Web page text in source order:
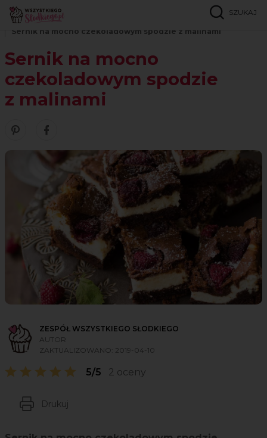
SZUKAJ
Strona główna
Sernik na mocno czekoladowym spodzie z malinami
Sernik na mocno
czekoladowym spodzie
z malinami
Zobacz nasze piny w serwisie Pinterest
Udostępnij ten przepis w serwisie Facebook
ZESPÓŁ WSZYSTKIEGO SŁODKIEGO
AUTOR
ZAKTUALIZOWANO: 2019-04-10
5/5 2 oceny
Drukuj